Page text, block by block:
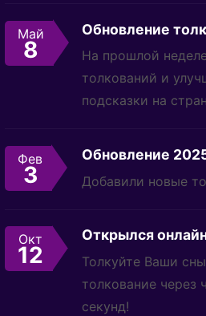
Май
8
Обновление
На прошлой
толкований и
подсказки на
Фев
3
Обновление
Добавили новые
Окт
12
Открылся
Толкуйте Ваши
толкование через
секунд!